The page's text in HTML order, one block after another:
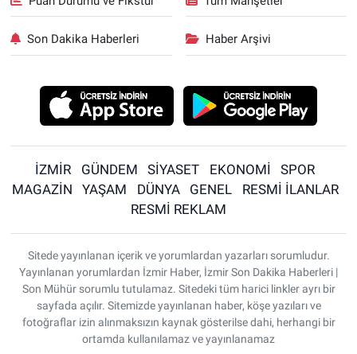
Son Dakika Haberleri Haber Arşivi
İZMİR GÜNDEM SİYASET EKONOMİ
SPOR
MAGAZİN
YAŞAM DÜNYA GENEL
RESMİ İLANLAR
RESMİ REKLAM
Sitede yayınlanan içerik ve yorumlardan yazarları sorumludur.
Yayınlanan yorumlardan İzmir Haber, İzmir Son Dakika Haberleri |
Son Mühür sorumlu tutulamaz. Sitedeki tüm harici linkler ayrı bir
sayfada açılır. Sitemizde yayınlanan haber, köşe yazıları ve
fotoğraflar izin alınmaksızın kaynak gösterilse dahi, herhangi bir
ortamda kullanılamaz ve yayınlanamaz